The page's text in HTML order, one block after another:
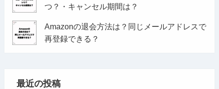
つ？・キャンセル期間は？
Amazonの退会方法は？同じメールアドレスで
再登録できる？
最近の投稿